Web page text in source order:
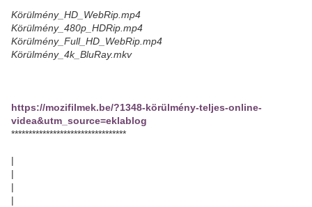
Körülmény_HD_WebRip.mp4
Körülmény_480p_HDRip.mp4
Körülmény_Full_HD_WebRip.mp4
Körülmény_4k_BluRay.mkv
https://mozifilmek.be/?1348-körülmény-teljes-online-
videa&utm_source=eklablog
*********************************
|
|
|
|